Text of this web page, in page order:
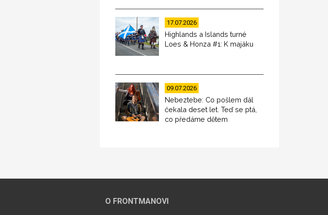
17.07.2026
Highlands a Islands turné
Loes & Honza #1: K majáku
09.07.2026
Nebeztebe: Co pošlem dál
čekala deset let. Teď se ptá,
co předáme dětem
O FRONTMANOVI